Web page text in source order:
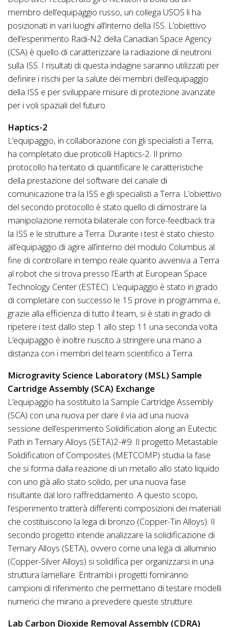
membro dell’equipaggio russo, un collega USOS li ha
posizionati in vari luoghi all’interno della ISS. L’obiettivo
dell’esperimento Radi-N2 della Canadian Space Agency
(CSA) è quello di caratterizzare la radiazione di neutroni
sulla ISS. I risultati di questa indagine saranno utilizzati per
definire i rischi per la salute dei membri dell’equipaggio
della ISS e per sviluppare misure di protezione avanzate
per i voli spaziali del futuro.
Haptics-2
L’equipaggio, in collaborazione con gli specialisti a Terra,
ha completato due proticolli Haptics-2. Il primo
protocollo ha tentato di quantificare le caratteristiche
della prestazione del software del canale di
comunicazione tra la ISS e gli specialisti a Terra. L’obiettivo
del secondo protocollo è stato quello di dimostrare la
manipolazione remota bilaterale con force-feedback tra
la ISS e le strutture a Terra. Durante i test è stato chiesto
all’equipaggio di agire all’interno del modulo Columbus al
fine di controllare in tempo reale quanto avveniva a Terra
al robot che si trova presso l’Earth at European Space
Technology Center (ESTEC). L’equipaggio è stato in grado
di completare con successo le 15 prove in programma e,
grazie alla efficienza di tutto il team, si è stati in grado di
ripetere i test dallo step 1 allo step 11 una seconda volta.
L’equipaggio è inoltre riuscito a stringere una mano a
distanza con i membri del team scientifico a Terra.
Microgravity Science Laboratory (MSL) Sample
Cartridge Assembly (SCA) Exchange
L’equipaggio ha sostituito la Sample Cartridge Assembly
(SCA) con una nuova per dare il via ad una nuova
sessione dell’esperimento Solidification along an Eutectic
Path in Ternary Alloys (SETA)2-#9. Il progetto Metastable
Solidification of Composites (METCOMP) studia la fase
che si forma dalla reazione di un metallo allo stato liquido
con uno già allo stato solido, per una nuova fase
risultante dal loro raffreddamento. A questo scopo,
l’esperimento tratterà differenti composizioni dei materiali
che costituiscono la lega di bronzo (Copper-Tin Alloys). Il
secondo progetto intende analizzare la solidificazione di
Ternary Alloys (SETA), ovvero come una lega di alluminio
(Copper-Silver Alloys) si solidifica per organizzarsi in una
struttura lamellare. Entrambi i progetti forniranno
campioni di riferimento che permettano di testare modelli
numerici che mirano a prevedere queste strutture.
Lab Carbon Dioxide Removal Assembly (CDRA)